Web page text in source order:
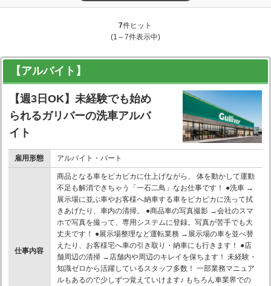
7件ヒット
(1～7件表示中)
【アルバイト】
【週3日OK】未経験でも始め
られるガリバーの洗車アルバ
イト
雇用形態 アルバイト・パート
仕事内容
商品となる車をピカピカに仕上げながら、 体を動かして運動
不足も解消できちゃう「一石二鳥」なお仕事です！ ●洗車 →
展示場に並ぶ車やお客様へ納車する車をピカピカに洗って拭
きあげたり、車内の清掃。 ●商品車の写真撮影 →会社のスマ
ホで写真を撮って、専用システムに登録。写真が苦手でも大
丈夫です！ ●展示場整理など運転業務 →展示場の車を並べ替
えたり、お客様宅へ車の引き取り・納車にも行きます！ ●店
舗周辺の清掃 →店舗内や周辺のキレイを保ちます！ 未経験・
知識ゼロから活躍しているスタッフ多数！ 一部業務マニュア
ルもあるので少しずつ覚えていけます♪ もちろん車業界での